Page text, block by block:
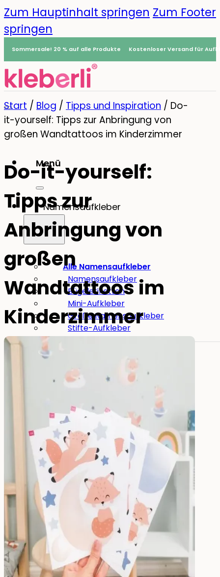
Zum Hauptinhalt springen Zum Footer
springen
Sommersale! 20 % auf alle Produkte Kostenloser Versand für
Menü
Namensaufkleber
Alle Namensaufkleber
Namensaufkleber
Bügeletiketten
Mini-Aufkleber
Große Namensaufkleber
Stifte-Aufkleber
Aufkleber für Pflegeheime
Werkzeug-Aufkleber
Essen
&
Trinken
Essen & Trinken
Brotdose
Trinkflasche
Kinderflasche
Ersatzteile
Start / Blog / Tipps und Inspiration / Do-
it-yourself: Tipps zur Anbringung von
großen Wandtattoos im Kinderzimmer
Do-it-yourself:
Tipps zur
Anbringung von
großen
Wandtattoos im
Kinderzimmer